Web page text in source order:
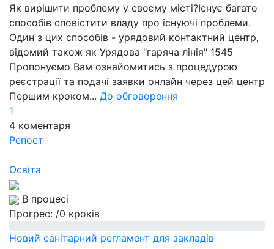
Як вирішити проблему у своєму місті?Існує багато
способів сповістити владу про існуючі проблеми.
Один з цих способів - урядовий контактний центр,
відомий також як Урядова "гаряча лінія" 1545
Пропонуємо Вам ознайомитись з процедурою
реєстрації та подачі заявки онлайн через цей центр
Першим кроком... До обговорення
1
4 коментаря
Репост
Освіта
В процесі
Прогрес: /0 кроків
Новий санітарний регламент для закладів